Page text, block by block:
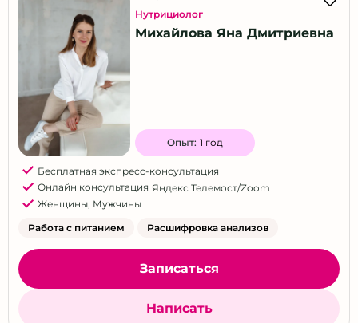
Нутрициолог
Михайлова Яна Дмитриевна
Опыт: 1 год
Бесплатная экспресс-консультация
Онлайн консультация Яндекс Телемост/Zoom
Женщины, Мужчины
Работа с питанием Расшифровка анализов
Записаться
Написать